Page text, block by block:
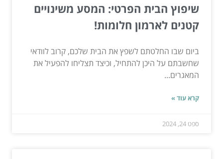
שיפוץ הבית הפרטי: המסע משינויים
קטנים לארמון חלומות!
ביום שבו החלטתם לשפץ את הבית שלכם, קרוב לוודאי
שחשבתם על היכן להתחיל, וכיצד תצליחו להפעיל את
המאגרים...
קרא עוד »
ספט 24, 2024